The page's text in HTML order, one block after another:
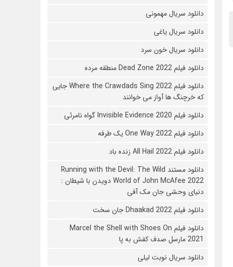
دانلود سریال مهمونی
دانلود سریال یاغی
دانلود سریال خون سرد
دانلود فیلم 2022 Dead Zone منطقه مرده
دانلود فیلم Where the Crawdads Sing 2022 جایی
که خرچنگ ها آواز می خوانند
دانلود فیلم 2020 Invisible Evidence گواه نامرئی
دانلود فیلم One Way 2022 یک طرفه
دانلود فیلم All Hail 2022 زنده باد
دانلود مستند Running with the Devil: The Wild
World of John McAfee 2022 دویدن با شیطان :
دنیای وحشی جان مک آفی
دانلود فیلم Dhaakad 2022 جان سخت
دانلود فیلم Marcel the Shell with Shoes On
2021 مارسل صدف کفش به پا
دانلود سریال نوبت لیلی